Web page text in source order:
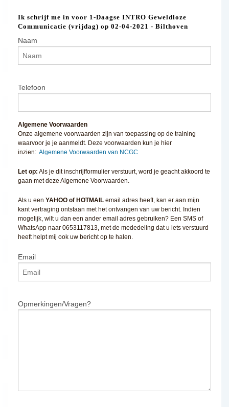
Ik schrijf me in voor 1-Daagse INTRO Geweldloze
Communicatie (vrijdag) op 02-04-2021 - Bilthoven
Naam
Telefoon
Algemene Voorwaarden
Onze algemene voorwaarden zijn van toepassing op de training
waarvoor je je aanmeldt. Deze voorwaarden kun je hier
inzien: Algemene Voorwaarden van NCGC
Let op: Als je dit inschrijfformulier verstuurt, word je geacht akkoord te
gaan met deze Algemene Voorwaarden.
Als u een YAHOO of HOTMAIL email adres heeft, kan er aan mijn
kant vertraging ontstaan met het ontvangen van uw bericht. Indien
mogelijk, wilt u dan een ander email adres gebruiken? Een SMS of
WhatsApp naar 0653117813, met de mededeling dat u iets verstuurd
heeft helpt mij ook uw bericht op te halen.
Email
Opmerkingen/Vragen?